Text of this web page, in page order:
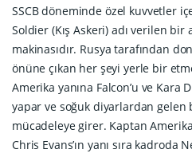
SSCB döneminde özel kuvvetler
Soldier (Kış Askeri) adı verilen
makinasıdır. Rusya tarafından
önüne çıkan her şeyi yerle bir
Amerika yanına Falcon’u ve Kara
yapar ve soğuk diyarlardan gelen
mücadeleye girer. Kaptan
Chris Evans’ın yanı sıra kadroda